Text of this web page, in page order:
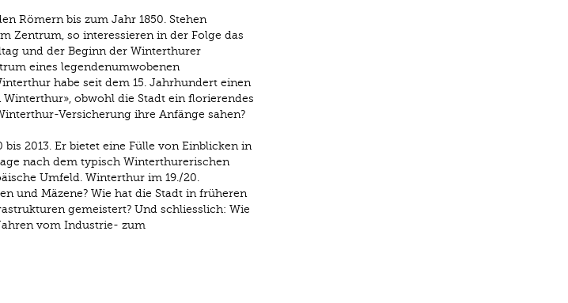
Römern bis zum Jahr 1850. Stehen
Zentrum, so interessieren in der Folge das
und der Beginn der Winterthurer
eines legendenumwobenen
habe seit dem 15. Jahrhundert einen
obwohl die Stadt ein florierendes
Versicherung ihre Anfänge sahen?
2013. Er bietet eine Fülle von Einblicken in
nach dem typisch Winterthurerischen
Umfeld. Winterthur im 19./20.
und Mäzene? Wie hat die Stadt in früheren
gemeistert? Und schliesslich: Wie
vom Industrie- zum